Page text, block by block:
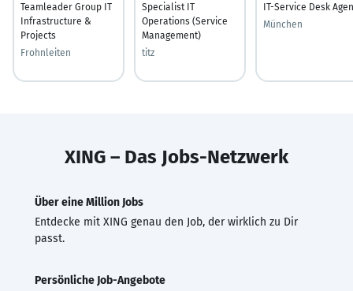
Teamleader Group IT
Infrastructure &
Projects
Frohnleiten
Specialist IT
Operations (Service
Management)
titz
IT-Service Desk
München
XING – Das Jobs-Netzwerk
Über eine Million Jobs
Entdecke mit XING genau den Job, der wirklich zu Dir
passt.
Persönliche Job-Angebote